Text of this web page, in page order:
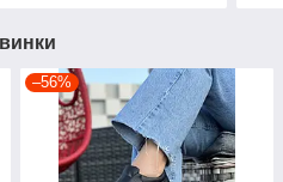
–56%